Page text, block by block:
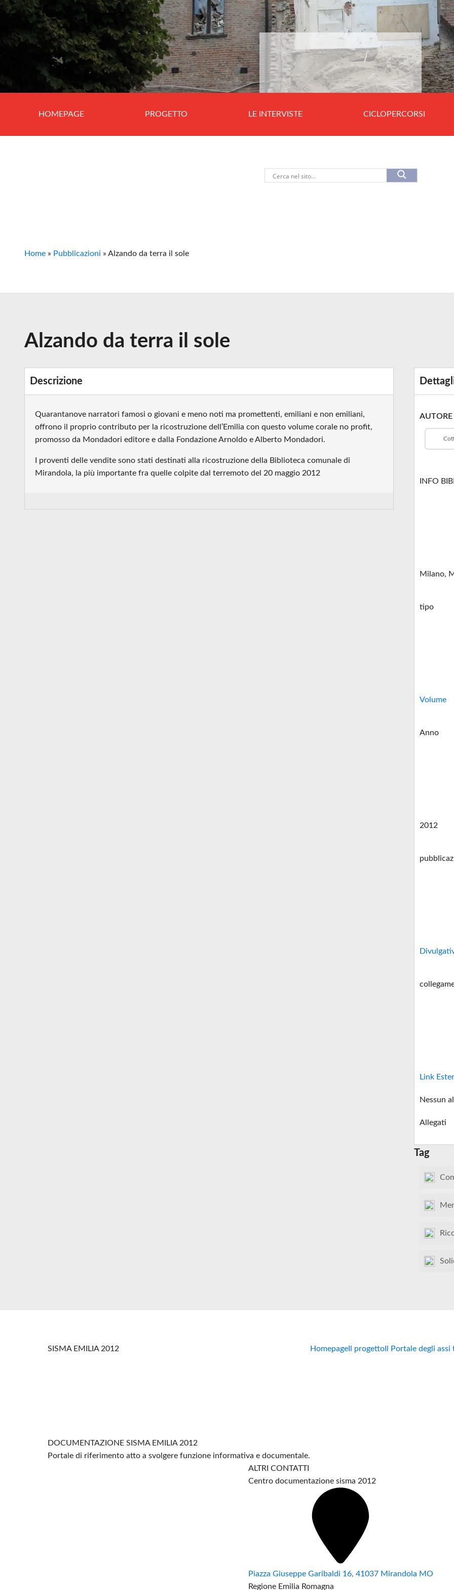
HOMEPAGE PROGETTO LE INTERVISTE CICLOPERCORSI
Home » Pubblicazioni » Alzando da terra il sole
Alzando da terra il sole
Descrizione
Quarantanove narratori famosi o giovani e meno noti ma promettenti, emiliani e non emiliani,
offrono il proprio contributo per la ricostruzione dell’Emilia con questo volume corale no profit,
promosso da Mondadori editore e dalla Fondazione Arnoldo e Alberto Mondadori.
I proventi delle vendite sono stati destinati alla ricostruzione della Biblioteca comunale di
Mirandola, la più importante fra quelle colpite dal terremoto del 20 maggio 2012
AUTORE
INFO
Milano,
tipo
Volume
Anno
2012
Link
Nessun
Allegati
Tag
SISMA EMILIA 2012
DOCUMENTAZIONE SISMA EMILIA 2012
Portale di riferimento atto a svolgere funzione informativa e documentale.
HomepageIl progettoIl Portale degli assi
ALTRI CONTATTI
Centro documentazione sisma 2012
Piazza Giuseppe Garibaldi 16, 41037 Mirandola MO
Regione Emilia Romagna